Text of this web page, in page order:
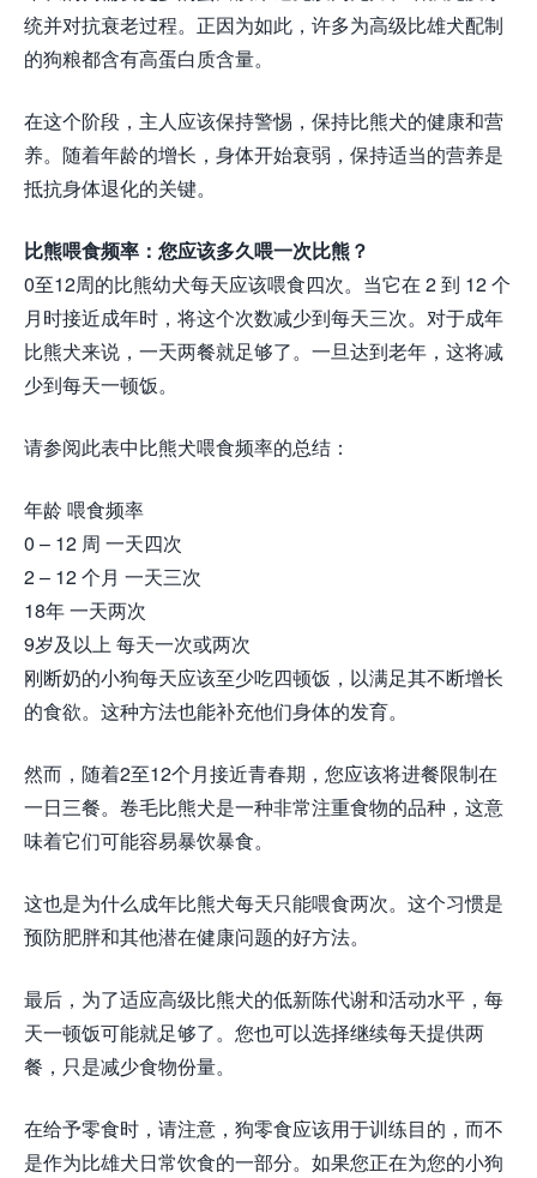
统并对抗衰老过程。正因为如此，许多为高级比雄犬配制
的狗粮都含有高蛋白质含量。
在这个阶段，主人应该保持警惕，保持比熊犬的健康和营
养。随着年龄的增长，身体开始衰弱，保持适当的营养是
抵抗身体退化的关键。
比熊喂食频率：您应该多久喂一次比熊？
0至12周的比熊幼犬每天应该喂食四次。当它在 2 到 12 个
月时接近成年时，将这个次数减少到每天三次。对于成年
比熊犬来说，一天两餐就足够了。一旦达到老年，这将减
少到每天一顿饭。
请参阅此表中比熊犬喂食频率的总结：
年龄 喂食频率
0 – 12 周 一天四次
2 – 12 个月 一天三次
18年 一天两次
9岁及以上 每天一次或两次
刚断奶的小狗每天应该至少吃四顿饭，以满足其不断增长
的食欲。这种方法也能补充他们身体的发育。
然而，随着2至12个月接近青春期，您应该将进餐限制在
一日三餐。卷毛比熊犬是一种非常注重食物的品种，这意
味着它们可能容易暴饮暴食。
这也是为什么成年比熊犬每天只能喂食两次。这个习惯是
预防肥胖和其他潜在健康问题的好方法。
最后，为了适应高级比熊犬的低新陈代谢和活动水平，每
天一顿饭可能就足够了。您也可以选择继续每天提供两
餐，只是减少食物份量。
在给予零食时，请注意，狗零食应该用于训练目的，而不
是作为比雄犬日常饮食的一部分。如果您正在为您的小狗